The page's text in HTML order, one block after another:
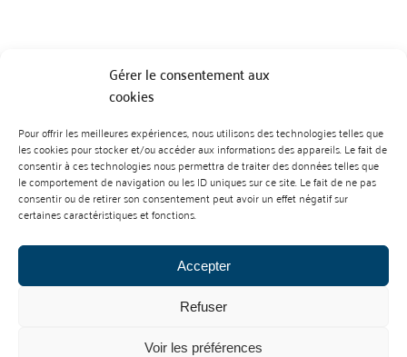
Gérer le consentement aux
cookies
Pour offrir les meilleures expériences, nous utilisons des technologies telles que
les cookies pour stocker et/ou accéder aux informations des appareils. Le fait de
consentir à ces technologies nous permettra de traiter des données telles que
le comportement de navigation ou les ID uniques sur ce site. Le fait de ne pas
consentir ou de retirer son consentement peut avoir un effet négatif sur
certaines caractéristiques et fonctions.
Accepter
Refuser
Voir les préférences
BP 70023 - 49610 JUIGNE SUR LOIRE
Tél :07 88 99 01 07
Mentions Légales
modération.